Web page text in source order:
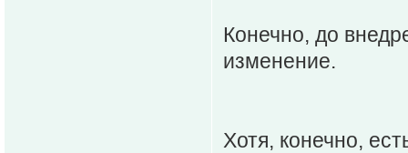
Конечно, до
изменение.
Хотя, конечно,